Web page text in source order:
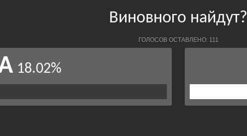
Виновного найдут?
ГОЛОСОВ ОСТАВЛЕНО: 111
18.02%